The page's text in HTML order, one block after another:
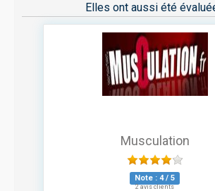
Elles ont aussi été
Musculation
Note : 4/ 5
2 avis clients